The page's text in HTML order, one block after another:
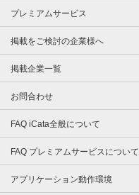
プレミアムサービス
掲載をご検討の企業様へ
掲載企業一覧
お問合わせ
FAQ iCata全般について
FAQ プレミアムサービスについて
アプリケーション動作環境